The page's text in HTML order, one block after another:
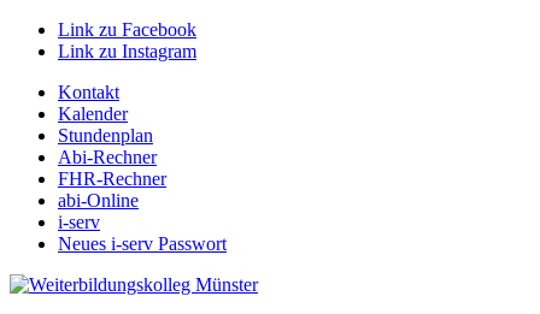
Link zu Facebook
Link zu Instagram
Kontakt
Kalender
Stundenplan
Abi-Rechner
FHR-Rechner
abi-Online
i-serv
Neues i-serv Passwort